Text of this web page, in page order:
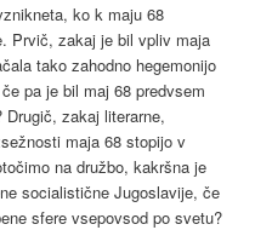
ko k maju 68
Prvič, zakaj je bil vpliv maja
tako zahodno hegemonijo
pa je bil maj 68 predvsem
zakaj literarne,
maja 68 stopijo v
na družbo, kakršna je
socialistične Jugoslavije, če
sfere vsepovsod po svetu?